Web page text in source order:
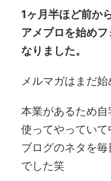
1ヶ月半ほど前か
アメブロを始め
なりました。
メルマガはまだ始
本業があるため
使ってやってい
ブログのネタを
でした笑